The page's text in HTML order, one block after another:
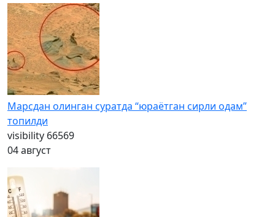
Марсдан олинган суратда “юраётган сирли одам”
топилди
visibility 66569
04 август